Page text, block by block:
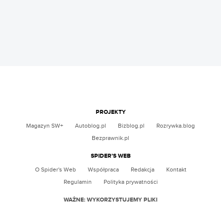
WAŻNE: WYKORZYSTUJEMY PLIKI
PROJEKTY
Magazyn SW+ Autoblog.pl Bizblog.pl
Rozrywka.blog
Bezprawnik.pl
SPIDER’S WEB
O Spider's Web Współpraca Redakcja
Kontakt
Regulamin
Polityka prywatności